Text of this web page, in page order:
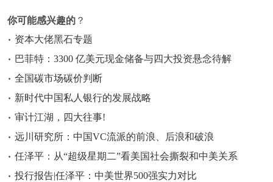
你可能感兴趣的 ？
资本大佬黑石专题
巴菲特：3300 亿美元现金储备与四大投资悬念待解
全国碳市场碳价判断
新时代中国私人银行的发展战略
审计江湖，四大往事!
远川研究所：中国VC流派的前浪、后浪和破浪
任泽平：从“超级星期二”看美国社会撕裂和中美关系
投行报告|任泽平：中美世界500强实力对比